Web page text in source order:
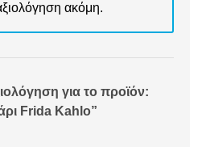
ακόμη.
για το προϊόν:
Frida Kahlo”